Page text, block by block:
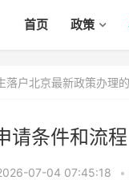
首页 政策
落户北京最新政策办理
请条件和流程
07-04 07:45:18 •